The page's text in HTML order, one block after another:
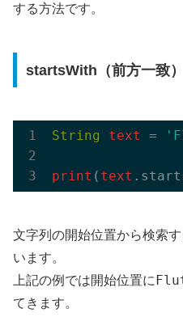
する方法です。
startsWith（前方一致）
String text =
print ( text
文字列の開始位置から検索
います。
上記の例では開始位置に
てきます。